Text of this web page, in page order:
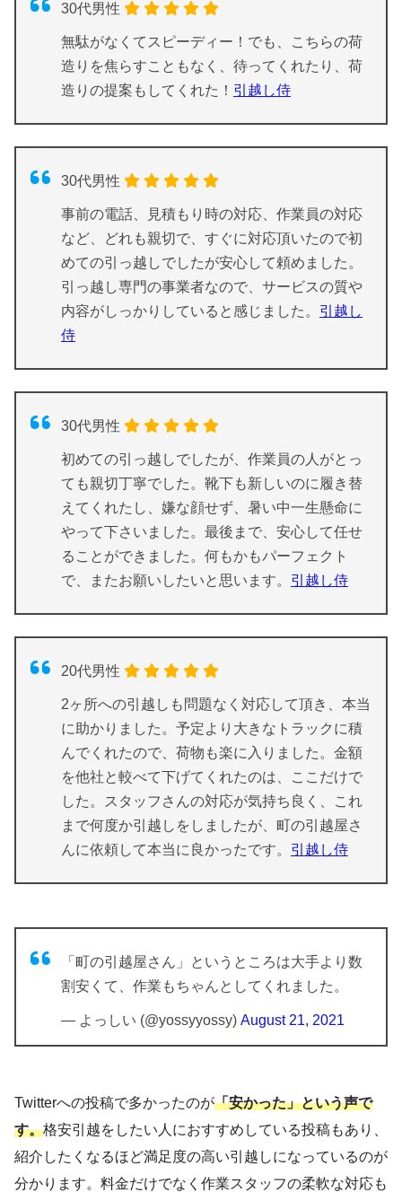
30代男性
無駄がなくてスピーディー！でも、こちらの荷
造りを焦らすこともなく、待ってくれたり、荷
造りの提案もしてくれた！ 引越し侍
30代男性
事前の電話、見積もり時の対応、作業員の対応
など、どれも親切で、すぐに対応頂いたので初
めての引っ越しでしたが安心して頼めました。
引っ越し専門の事業者なので、サービスの質や
内容がしっかりしていると感じました。 引越し
侍
30代男性
初めての引っ越しでしたが、作業員の人がとっ
ても親切丁寧でした。靴下も新しいのに履き替
えてくれたし、嫌な顔せず、暑い中一生懸命に
やって下さいました。最後まで、安心して任せ
ることができました。何もかもパーフェクト
で、またお願いしたいと思います。 引越し侍
20代男性
2ヶ所への引越しも問題なく対応して頂き、本当
に助かりました。予定より大きなトラックに積
んでくれたので、荷物も楽に入りました。金額
を他社と較べて下げてくれたのは、ここだけで
した。スタッフさんの対応が気持ち良く、これ
まで何度か引越しをしましたが、町の引越屋さ
んに依頼して本当に良かったです。 引越し侍
「町の引越屋さん」というところは大手より数
割安くて、作業もちゃんとしてくれました。
— よっしい (@yossyyossy) August 21, 2021
Twitterへの投稿で多かったのが「安かった」という声で
す。格安引越をしたい人におすすめしている投稿もあり、
紹介したくなるほど満足度の高い引越しになっているのが
分かります。料金だけでなく作業スタッフの柔軟な対応も